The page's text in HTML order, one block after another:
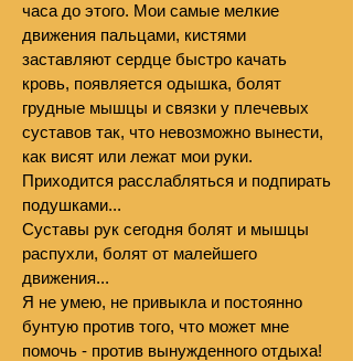
часа до этого. Мои самые мелкие
движения пальцами, кистями
заставляют сердце быстро качать
кровь, появляется одышка, болят
грудные мышцы и связки у плечевых
суставов так, что невозможно вынести,
как висят или лежат мои руки.
Приходится расслабляться и подпирать
подушками...
Суставы рук сегодня болят и мышцы
распухли, болят от малейшего
движения...
Я не умею, не привыкла и постоянно
бунтую против того, что может мне
помочь - против вынужденного отдыха!